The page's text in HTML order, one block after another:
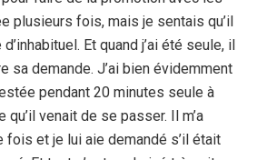
plusieurs fois, mais je sentais qu’il
Et quand j’ai été seule, il
sa demande. J’ai bien évidemment
pendant 20 minutes seule à
venait de se passer. Il m’a
fois et je lui aie demandé s’il était